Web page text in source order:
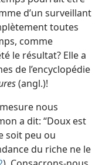
d’un surveillant
toutes
comme
le résultat? Elle a
de l’encyclopédie
(angl.)!
nous
a dit: “Doux est
soit peu ou
du riche ne le